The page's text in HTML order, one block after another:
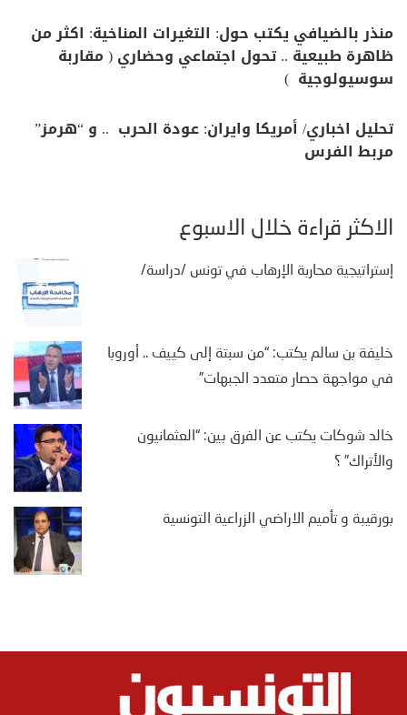
منذر بالضيافي يكتب حول: التغيرات المناخية: اكثر من
ظاهرة طبيعية .. تحول اجتماعي وحضاري ( مقاربة
سوسيولوجية )
تحليل اخباري/ أمريكا وايران: عودة الحرب .. و “هرمز”
مربط الفرس
الأكثر قراءة خلال الأسبوع
إستراتيجية محاربة الإرهاب في تونس /دراسة/
خليفة بن سالم يكتب: “من سبتة إلى كييف .. أوروبا
في مواجهة حصار متعدد الجبهات”
خالد شوكات يكتب عن الفرق بين: “العثمانيون
والأتراك” ؟
بورقيبة و تأميم الاراضي الزراعية التونسية